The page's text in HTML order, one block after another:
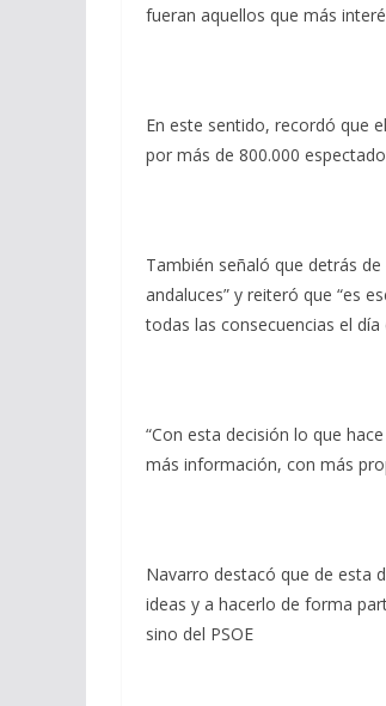
fueran aquellos que más
En este sentido, recordó que
por más de 800.000
También señaló que detrás
andaluces” y reiteró que “es
todas las consecuencias el día
“Con esta decisión lo que
más información, con más
Navarro destacó que de esta
ideas y a hacerlo de forma
sino del PSOE